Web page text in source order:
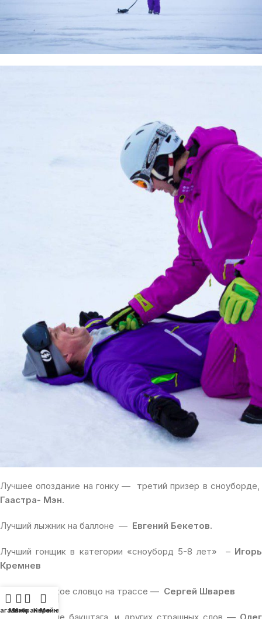
Лучшее опоздание на гонку — третий призер в сноуборде,
Гаастра- Мэн.
Лучший лыжник на баллоне — Евгений Бекетов.
Лучший гонщик в категории «сноуборд 5-8 лет» – Игорь
Кремнев
Лучшее крепкое словцо на трассе — Сергей Шварев
Меню
Избранное
Корзина
Мой аккаунт